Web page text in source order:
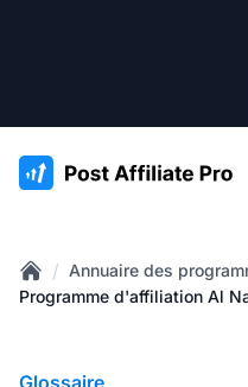
:site.title
Home
/ Annuaire des
Programme d'affiliation Al
Glossaire